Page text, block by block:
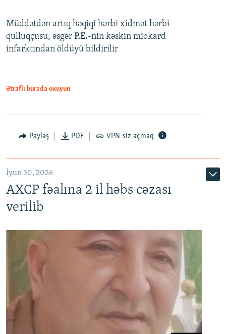
Müddətdən artıq həqiqi hərbi xidmət hərbi
qulluqçusu, əsgər P.E.-nin kəskin miokard
infarktından öldüyü bildirilir
Ətraflı burada oxuyun
Paylaş PDF VPN-siz açmaq
İyun 30, 2026
AXCP fəalına 2 il həbs cəzası
verilib